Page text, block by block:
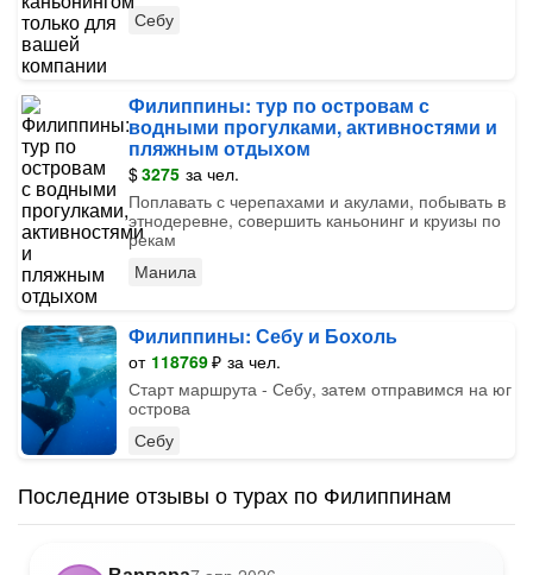
Себу
Филиппины: тур по островам с
водными прогулками, активностями и
пляжным отдыхом
$3275 за чел.
Поплавать с черепахами и акулами, побывать в
этнодеревне, совершить каньонинг и круизы по
рекам
Манила
Филиппины: Себу и Бохоль
от 118769₽ за чел.
Старт маршрута - Себу, затем отправимся на юг
острова
Себу
Последние отзывы о турах по Филиппинам